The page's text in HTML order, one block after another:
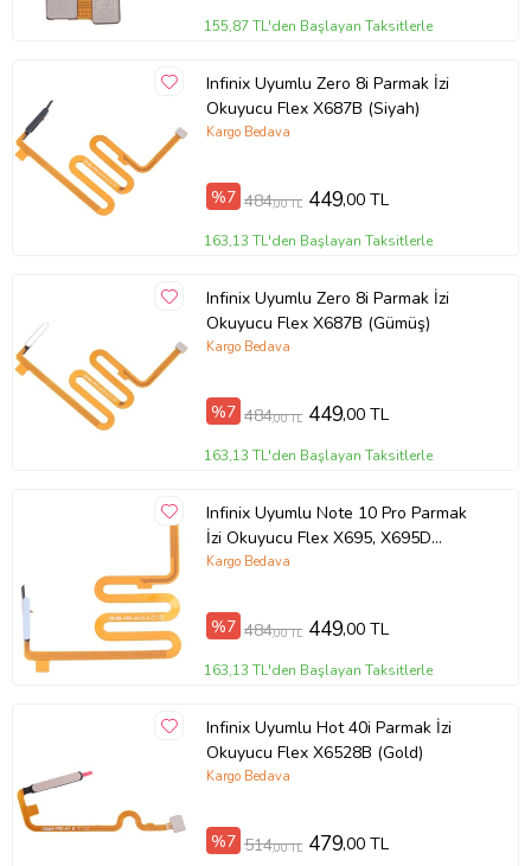
155,87 TL'den Başlayan Taksitlerle
Infinix Uyumlu Zero 8i Parmak İzi
Okuyucu Flex X687B (Siyah)
Kargo Bedava
%7 484,00 TL 449,00 TL
163,13 TL'den Başlayan Taksitlerle
Infinix Uyumlu Zero 8i Parmak İzi
Okuyucu Flex X687B (Gümüş)
Kargo Bedava
%7 484,00 TL 449,00 TL
163,13 TL'den Başlayan Taksitlerle
Infinix Uyumlu Note 10 Pro Parmak
İzi Okuyucu Flex X695, X695D
(Gümüş)
Kargo Bedava
%7 484,00 TL 449,00 TL
163,13 TL'den Başlayan Taksitlerle
Infinix Uyumlu Hot 40i Parmak İzi
Okuyucu Flex X6528B (Gold)
Kargo Bedava
%7 514,00 TL 479,00 TL